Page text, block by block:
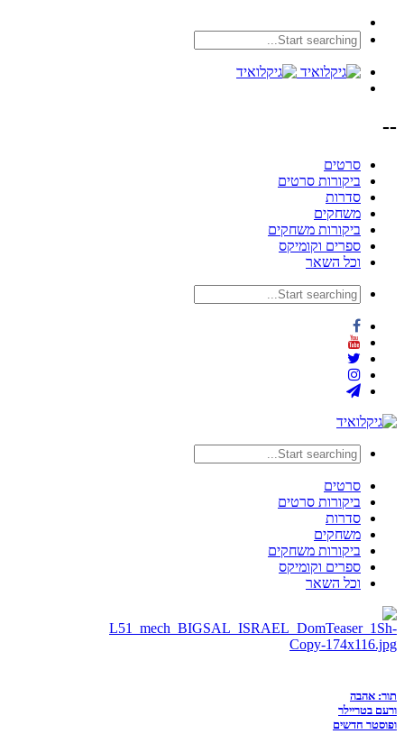
--
סרטים
ביקורות סרטים
סדרות
משחקים
ביקורות משחקים
ספרים וקומיקס
וכל השאר
סרטים
ביקורות סרטים
סדרות
משחקים
ביקורות משחקים
ספרים וקומיקס
וכל השאר
תור: אהבה
ורעם בטריילר
ופוסטר חדשים